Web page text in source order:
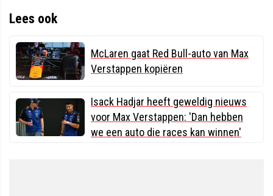
Lees ook
McLaren gaat Red Bull-auto van Max
Verstappen kopiëren
Isack Hadjar heeft geweldig nieuws
voor Max Verstappen: 'Dan hebben
we een auto die races kan winnen'